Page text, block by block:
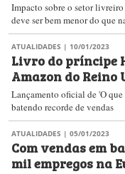
Impacto sobre o setor
deve ser bem menor do que
ATUALIDADES | 10/01/2023
Livro do príncipe
Amazon do Reino
Lançamento oficial de 'O
batendo recorde de vendas
ATUALIDADES | 05/01/2023
Com vendas em
mil empregos na